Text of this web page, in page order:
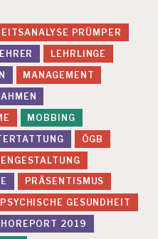
PRÜMPER
LEHRLINGE
MANAGEMENT
MOBBING
ÖGB
PRÄSENTISMUS
PSYCHISCHE GESUNDHEIT
2019